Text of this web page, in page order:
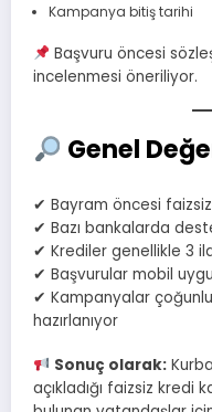
Kampanya bitiş tarihi
Başvuru öncesi
incelenmesi öneriliyor.
Genel
✔ Bayram öncesi
✔ Bazı bankalarda
✔ Krediler genellikle 3
✔ Başvurular mobil
✔ Kampanyalar
hazırlanıyor
Sonuç olarak:
açıkladığı faizsiz kredi